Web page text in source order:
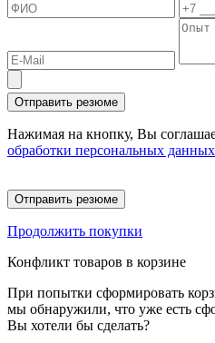
Отправить резюме
Нажимая на кнопку, Вы
обработки персональных данных
Отправить резюме
Продолжить покупки
Конфликт товаров в корзине
При попытки сформировать
мы обнаружили, что уже есть
Вы хотели бы сделать?